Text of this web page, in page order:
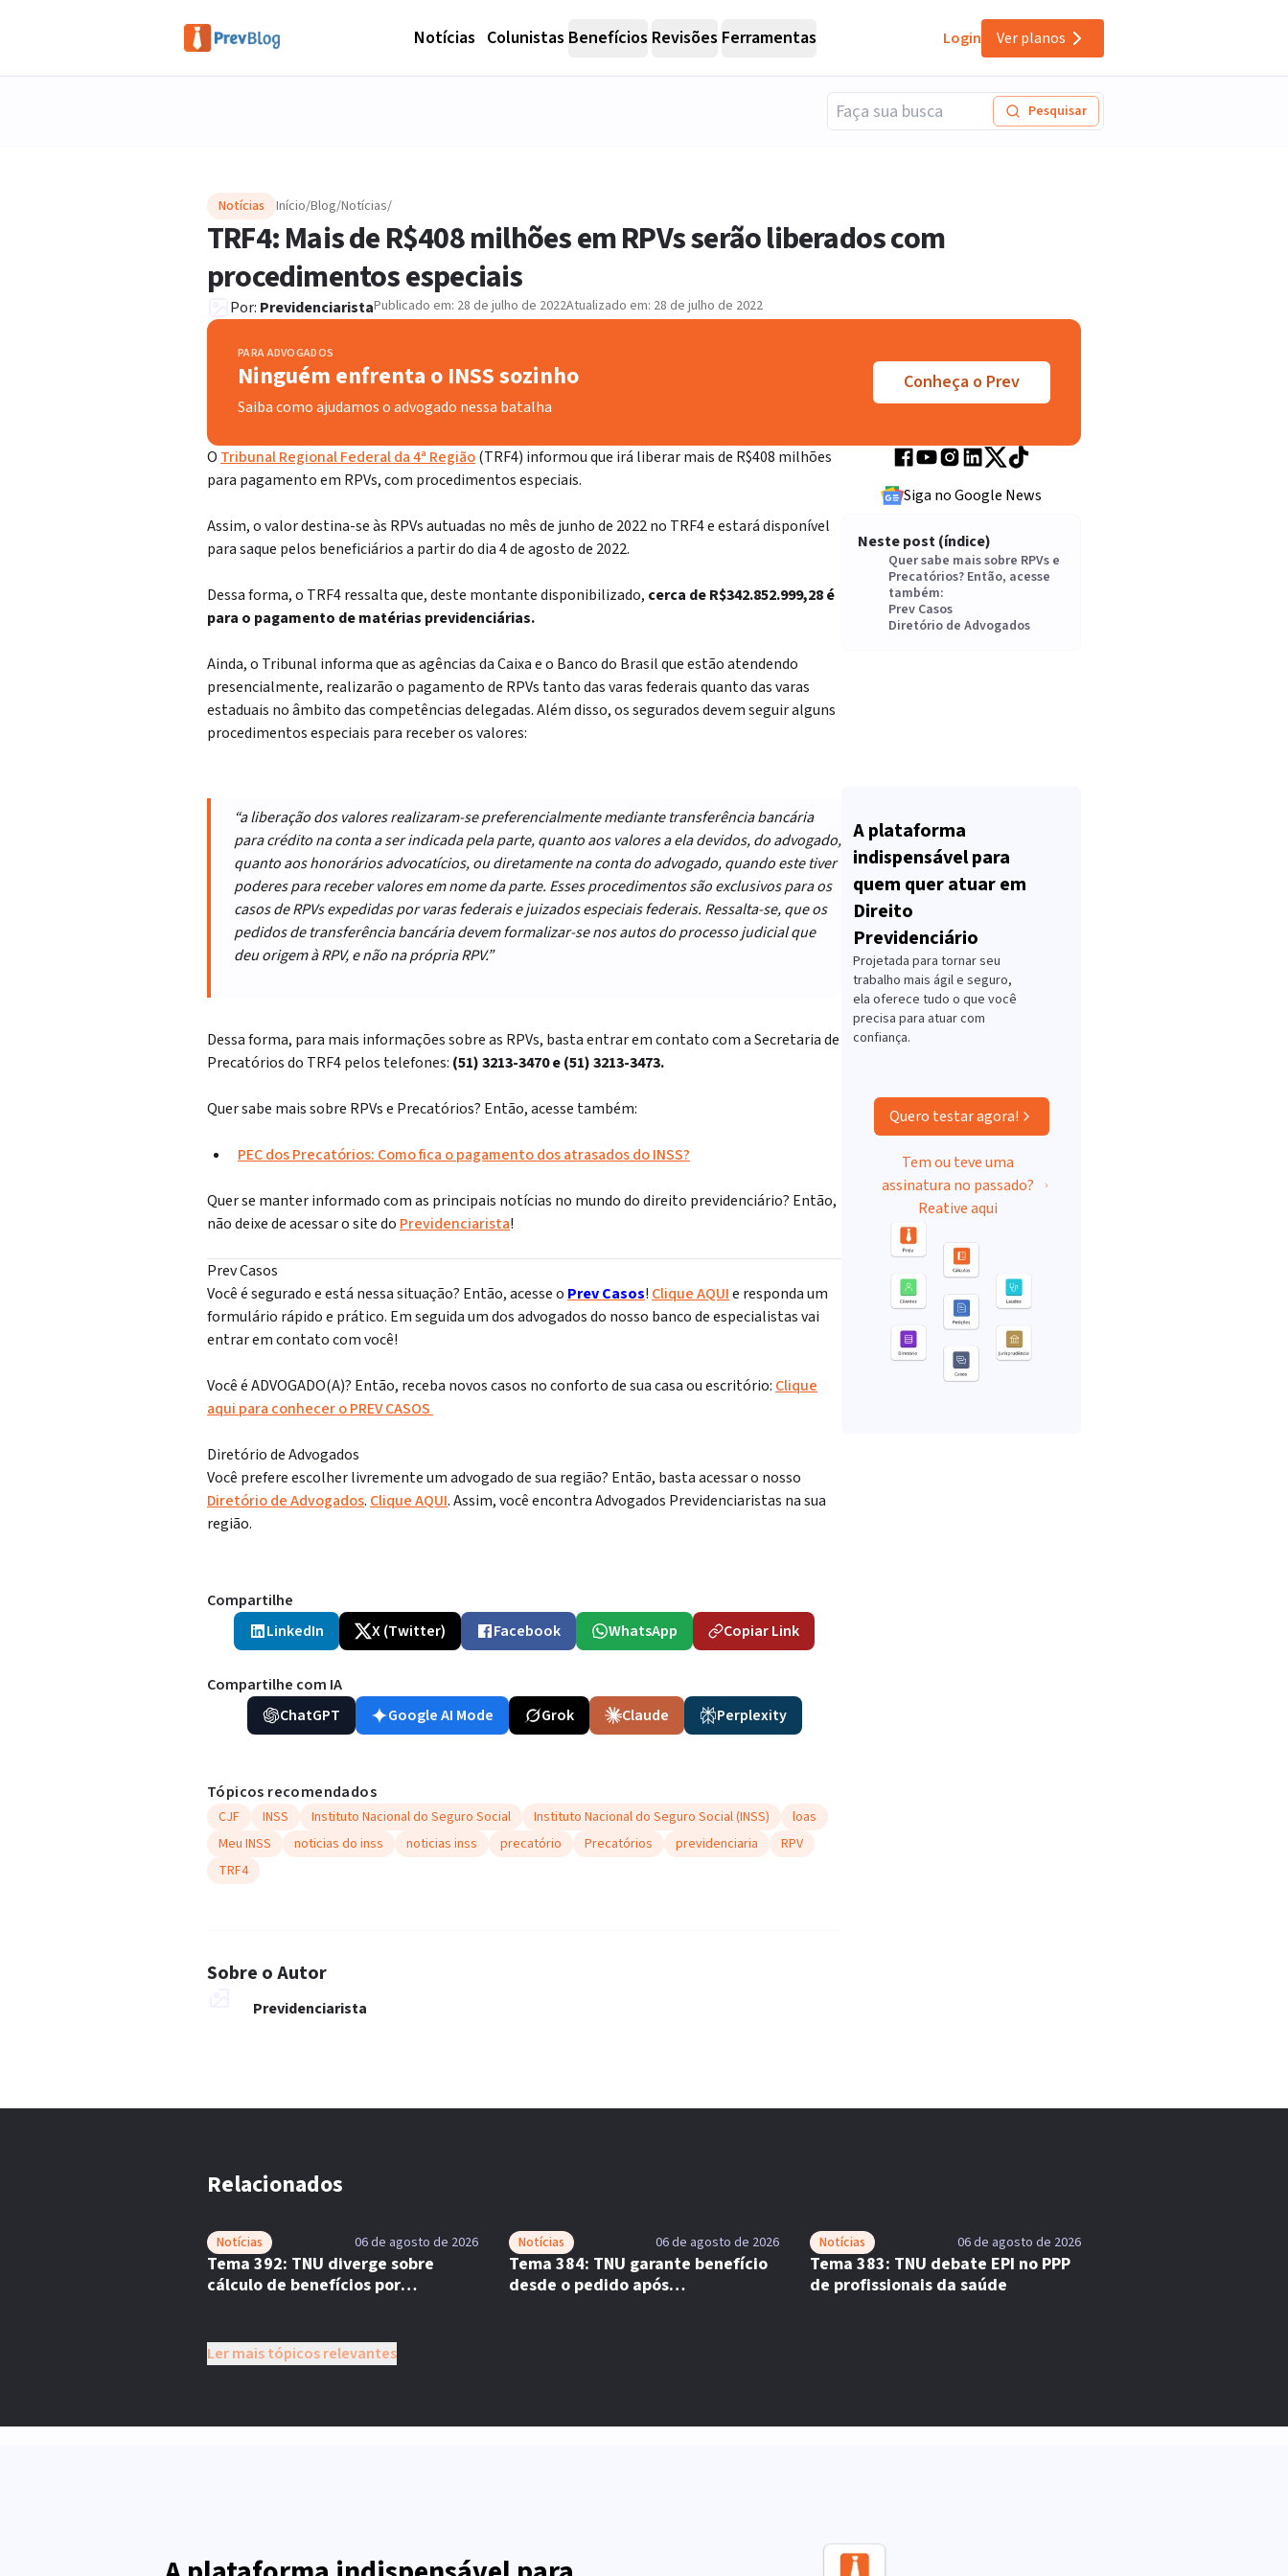
Notícias Colunistas Benefícios Revisões Ferramentas Login Ver planos
Pesquisar
Notícias Início/Blog/Notícias/
TRF4: Mais de R$408 milhões em RPVs serão liberados com
procedimentos especiais
Por: PrevidenciaristaPublicado em: 28 de julho de 2022Atualizado em: 28 de julho de 2022
PARA ADVOGADOS
Ninguém enfrenta o INSS sozinho
Saiba como ajudamos o advogado nessa batalha
Conheça o Prev
O Tribunal Regional Federal da 4ª Região(TRF4) informou que irá liberar mais de R$408 milhões
para pagamento em RPVs, com procedimentos especiais.
Assim, o valor destina-se às RPVs autuadas no mês de junho de 2022 no TRF4 e estará disponível
para saque pelos beneficiários a partir do dia 4 de agosto de 2022.
Dessa forma, o TRF4 ressalta que, deste montante disponibilizado, cerca de R$342.852.999,28é
para o pagamento de matérias previdenciárias.
Ainda, o Tribunal informa que as agências da Caixa e o Banco do Brasil que estão atendendo
presencialmente, realizarão o pagamento de RPVs tanto das varas federais quanto das varas
estaduais no âmbito das competências delegadas. Além disso, os segurados devem seguir alguns
procedimentos especiais para receber os valores:
Siga no Google News
Neste post (índice)
Quer sabe mais sobre RPVs e
Precatórios? Então, acesse
também:
Prev Casos
Diretório de Advogados
“a liberação dos valores realizaram-se preferencialmente mediante transferência bancária
para crédito na conta a ser indicada pela parte, quanto aos valores a ela devidos, do advogado,
quanto aos honorários advocatícios, ou diretamente na conta do advogado, quando este tiver
poderes para receber valores em nome da parte. Esses procedimentos são exclusivos para os
casos de RPVs expedidas por varas federais e juizados especiais federais. Ressalta-se, que os
pedidos de transferência bancária devem formalizar-se nos autos do processo judicial que
deu origem à RPV, e não na própria RPV.”
Dessa forma, para mais informações sobre as RPVs, basta entrar em contato com a Secretaria de
Precatórios do TRF4 pelos telefones: (51) 3213-3470 e (51) 3213-3473.
Quer sabe mais sobre RPVs e Precatórios? Então, acesse também:
PEC dos Precatórios: Como fica o pagamento dos atrasados do INSS?
Quer se manter informado com as principais notícias no mundo do direito previdenciário? Então,
não deixe de acessar o site do Previdenciarista!
Prev Casos
Você é segurado e está nessa situação? Então, acesse o Prev Casos! Clique AQUIe responda um
formulário rápido e prático. Em seguida um dos advogados do nosso banco de especialistas vai
entrar em contato com você!
Você é ADVOGADO(A)? Então, receba novos casos no conforto de sua casa ou escritório: Clique
aqui para conhecer o PREV CASOS
Diretório de Advogados
Você prefere escolher livremente um advogado de sua região? Então, basta acessar o nosso
Diretório de Advogados. Clique AQUI. Assim, você encontra Advogados Previdenciaristas na sua
região.
Compartilhe
LinkedIn
X (Twitter) Facebook WhatsApp Copiar Link
Compartilhe com IA
ChatGPT
Google AI Mode Grok Claude Perplexity
Tópicos recomendados
CJF INSS Instituto Nacional do Seguro Social Instituto Nacional do Seguro Social (INSS)
loas
Meu INSS
noticias do inss noticias inss precatório Precatórios previdenciaria
RPV
TRF4
Sobre o Autor
Previdenciarista
A plataforma
indispensável para
quem quer atuar em
Direito
Previdenciário
Projetada para tornar seu
trabalho mais ágil e seguro,
ela oferece tudo o que você
precisa para atuar com
confiança.
Quero testar agora!
Tem ou teve uma
assinatura no passado?
Reative aqui
Relacionados
Notícias 06 de agosto de 2026
Tema 392: TNU diverge sobre
cálculo de benefícios por
Notícias 06 de agosto de 2026
Tema 384: TNU garante benefício
desde o pedido após
Notícias 06 de agosto de 2026
Tema 383: TNU debate EPI no PPP
de profissionais da saúde
Ler mais tópicos relevantes